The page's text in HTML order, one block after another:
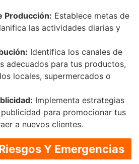
Producción: Establece metas de
las actividades diarias y
Identifica los canales de
adecuados para tus productos,
locales, supermercados o
Implementa estrategias
para promocionar tus
a nuevos clientes.
Y Emergencias